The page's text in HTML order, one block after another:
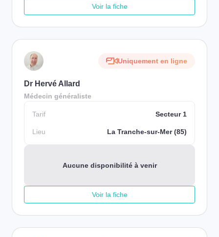
Voir la fiche
Uniquement en ligne
Dr Hervé Allard
Médecin généraliste
Tarif Secteur 1
Lieu La Tranche-sur-Mer (85)
Aucune disponibilité à venir
Voir la fiche